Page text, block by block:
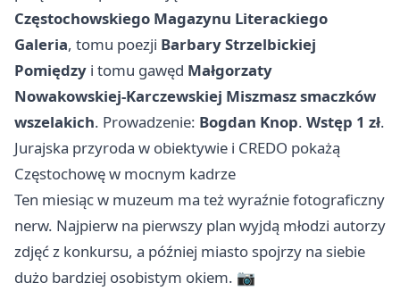
Częstochowskiego Magazynu Literackiego
Galeria, tomu poezji Barbary Strzelbickiej
Pomiędzy i tomu gawęd Małgorzaty
Nowakowskiej-Karczewskiej Miszmasz smaczków
wszelakich. Prowadzenie: Bogdan Knop. Wstęp 1 zł.
Jurajska przyroda w obiektywie i CREDO pokażą
Częstochowę w mocnym kadrze
Ten miesiąc w muzeum ma też wyraźnie fotograficzny
nerw. Najpierw na pierwszy plan wyjdą młodzi autorzy
zdjęć z konkursu, a później miasto spojrzy na siebie
dużo bardziej osobistym okiem. 📷